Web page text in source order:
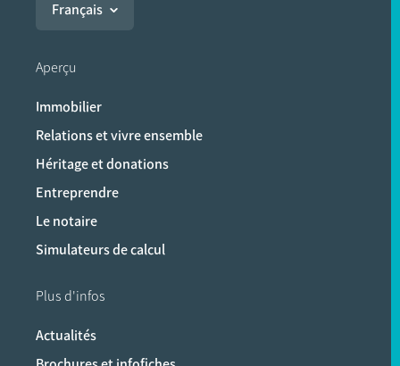
Français
Aperçu
Immobilier
Relations et vivre ensemble
Héritage et donations
Entreprendre
Le notaire
Simulateurs de calcul
Plus d'infos
Actualités